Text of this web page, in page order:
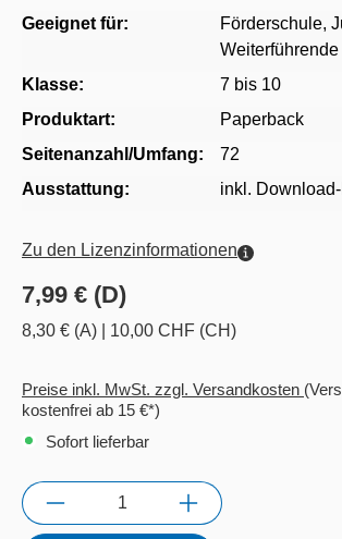
Geeignet für:
Förderschule,
Klasse:
7 bis 10
Produktart:
Paperback
Seitenanzahl/Umfang:
72
Ausstattung:
inkl. Download-
Zu den Lizenzinformationen
7,99 € (D)
8,30 € (A) 10,00 CHF (CH)
Preise inkl. MwSt. zzgl. Versandkosten
kostenfrei ab 15 €*)
Sofort lieferbar
Anzahl